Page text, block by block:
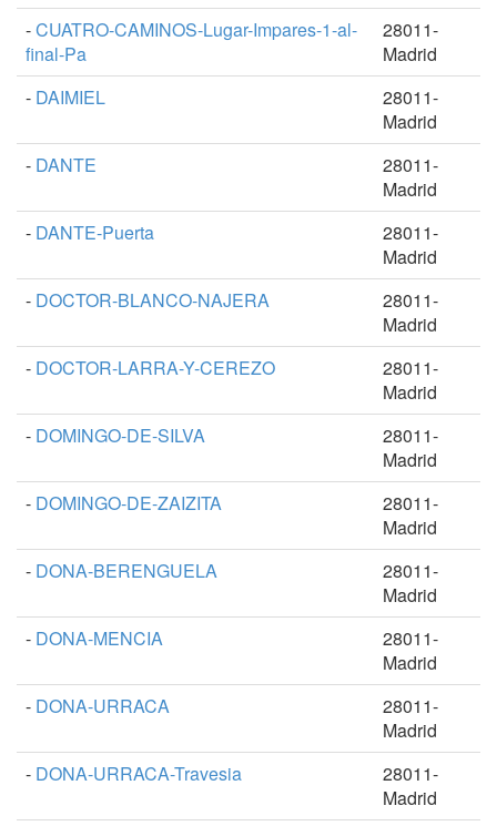
-CUATRO-CAMINOS-Lugar-Impares-1-al-
final-Pa
28011-
Madrid
- DAIMIEL
28011-
Madrid
- DANTE
28011-
Madrid
- DANTE-Puerta
28011-
Madrid
- DOCTOR-BLANCO-NAJERA
28011-
Madrid
- DOCTOR-LARRA-Y-CEREZO
28011-
Madrid
- DOMINGO-DE-SILVA
28011-
Madrid
- DOMINGO-DE-ZAIZITA
28011-
Madrid
- DONA-BERENGUELA
28011-
Madrid
- DONA-MENCIA
28011-
Madrid
- DONA-URRACA
28011-
Madrid
- DONA-URRACA-Travesia
28011-
Madrid